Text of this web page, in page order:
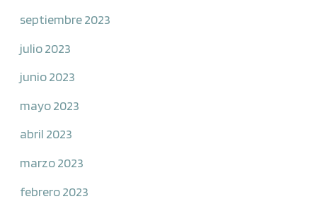
septiembre 2023
julio 2023
junio 2023
mayo 2023
abril 2023
marzo 2023
febrero 2023